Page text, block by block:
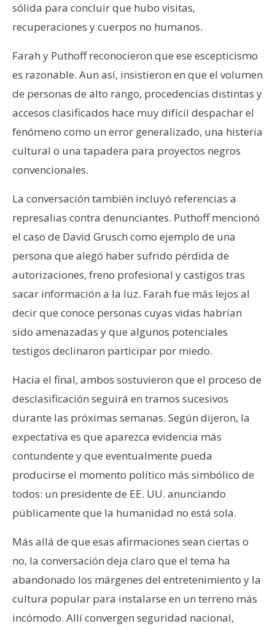
sólida para concluir que hubo visitas,
recuperaciones y cuerpos no humanos.
Farah y Puthoff reconocieron que ese escepticismo
es razonable. Aun así, insistieron en que el volumen
de personas de alto rango, procedencias distintas y
accesos clasificados hace muy difícil despachar el
fenómeno como un error generalizado, una histeria
cultural o una tapadera para proyectos negros
convencionales.
La conversación también incluyó referencias a
represalias contra denunciantes. Puthoff mencionó
el caso de David Grusch como ejemplo de una
persona que alegó haber sufrido pérdida de
autorizaciones, freno profesional y castigos tras
sacar información a la luz. Farah fue más lejos al
decir que conoce personas cuyas vidas habrían
sido amenazadas y que algunos potenciales
testigos declinaron participar por miedo.
Hacia el final, ambos sostuvieron que el proceso de
desclasificación seguirá en tramos sucesivos
durante las próximas semanas. Según dijeron, la
expectativa es que aparezca evidencia más
contundente y que eventualmente pueda
producirse el momento político más simbólico de
todos: un presidente de EE. UU. anunciando
públicamente que la humanidad no está sola.
Más allá de que esas afirmaciones sean ciertas o
no, la conversación deja claro que el tema ha
abandonado los márgenes del entretenimiento y la
cultura popular para instalarse en un terreno más
incómodo. Allí convergen seguridad nacional,